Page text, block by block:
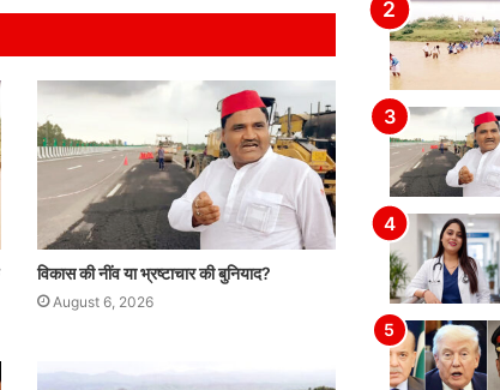
विकास की नींव या भ्रष्टाचार की बुनियाद?
August 6, 2026